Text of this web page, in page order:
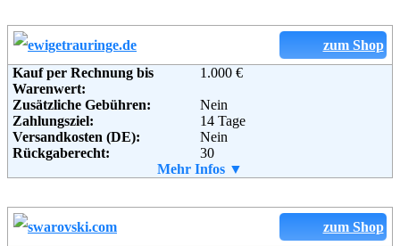
Soziale Kanäle:
Weiterführende
Informationen:
AGB
zum Shop
Kauf per Rechnung bis
Warenwert:
1.000 €
Zusätzliche Gebühren:
Nein
Zahlungsziel:
14 Tage
Versandkosten (DE):
Nein
Rückgaberecht:
30
Ja
Weitere Zahlungsmethoden:
Mehr Infos ▼
zum Shop